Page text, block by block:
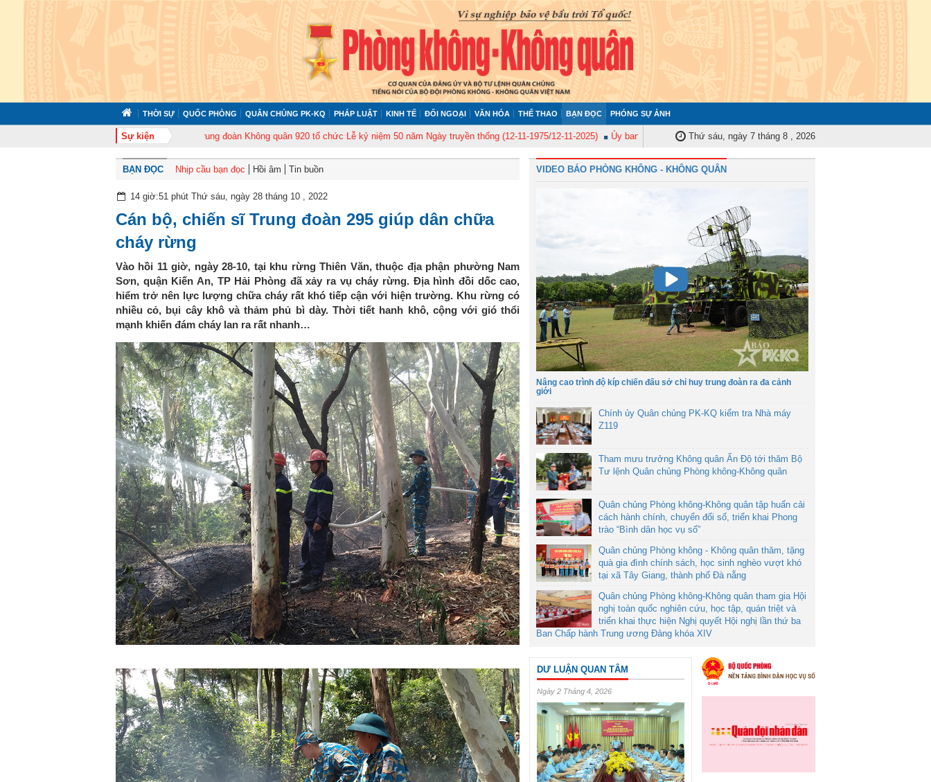
THỜI SỰ QUỐC PHÒNG QUÂN CHỦNG PK-KQ PHÁP LUẬT KINH TẾ ĐỐI NGOẠI VĂN HÓA THỂ THAO BẠN ĐỌC PHÓNG SỰ ẢNH
Sự kiện
tổ chức tập huấn cán bộ năm 2026 Trung đoàn Không quân 920 tổ chức Lễ kỷ niệm 50 năm Ngày truyền thống (12-11-1975/12-11-2025) Ủy ban Kiểm tra Quân ủy Trung ương tập huấn nghiệp vụ công tác kiểm tra, giám sát
Thứ sáu, ngày 7 tháng 8 , 2026
BẠN ĐỌC Nhịp cầu bạn đọc Hồi âm Tin buồn
14 giờ:51 phút Thứ sáu, ngày 28 tháng 10 , 2022
Cán bộ, chiến sĩ Trung đoàn 295 giúp dân chữa
cháy rừng
Vào hồi 11 giờ, ngày 28-10, tại khu rừng Thiên Văn, thuộc địa phận phường Nam
Sơn, quận Kiến An, TP Hải Phòng đã xảy ra vụ cháy rừng. Địa hình đồi dốc cao,
hiểm trở nên lực lượng chữa cháy rất khó tiếp cận với hiện trường. Khu rừng có
nhiều cỏ, bụi cây khô và thảm phủ bì dày. Thời tiết hanh khô, cộng với gió thổi
mạnh khiến đám cháy lan ra rất nhanh…
VIDEO BÁO PHÒNG KHÔNG - KHÔNG QUÂN
Nâng cao trình độ kíp chiến đấu sở chỉ huy trung đoàn ra đa cảnh
giới
Chính ủy Quân chủng PK-KQ kiểm tra Nhà máy
Z119
Tham mưu trưởng Không quân Ấn Độ tới thăm Bộ
Tư lệnh Quân chủng Phòng không-Không quân
Quân chủng Phòng không-Không quân tập huấn cải
cách hành chính, chuyển đổi số, triển khai Phong
trào “Bình dân học vụ số”
Quân chủng Phòng không - Không quân thăm, tặng
quà gia đình chính sách, học sinh nghèo vượt khó
tại xã Tây Giang, thành phố Đà nẵng
Quân chủng Phòng không-Không quân tham gia Hội
nghị toàn quốc nghiên cứu, học tập, quán triệt và
triển khai thực hiện Nghị quyết Hội nghị lần thứ ba
Ban Chấp hành Trung ương Đảng khóa XIV
DƯ LUẬN QUAN TÂM
Ngày 2 Tháng 4, 2026